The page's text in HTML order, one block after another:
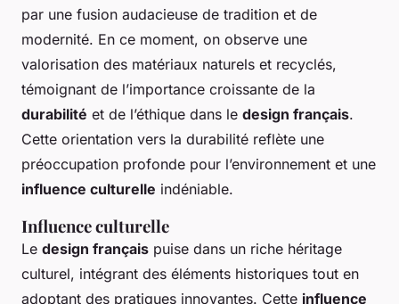
par une fusion audacieuse de tradition et de
modernité. En ce moment, on observe une
valorisation des matériaux naturels et recyclés,
témoignant de l’importance croissante de la
durabilité et de l’éthique dans le design français.
Cette orientation vers la durabilité reflète une
préoccupation profonde pour l’environnement et une
influence culturelle indéniable.
Influence culturelle
Le design français puise dans un riche héritage
culturel, intégrant des éléments historiques tout en
adoptant des pratiques innovantes. Cette influence